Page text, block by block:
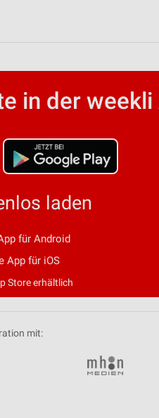
in der weekli
laden
für Android
App für iOS
Store erhältlich
mit: